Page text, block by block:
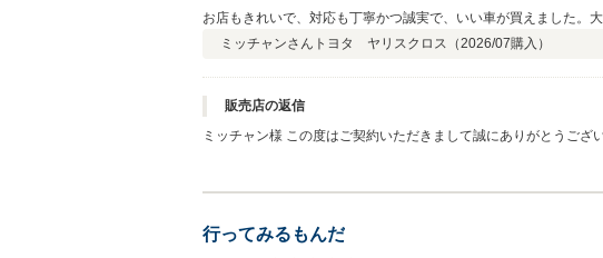
お店もきれいで、対応も丁寧かつ誠実で、いい車が買えました。
ミッチャンさん トヨタ ヤリスクロス（2026/07購入）
販売店の返信
ミッチャン様 この度はご契約いただきまして誠にありがとうご
行ってみるもんだ